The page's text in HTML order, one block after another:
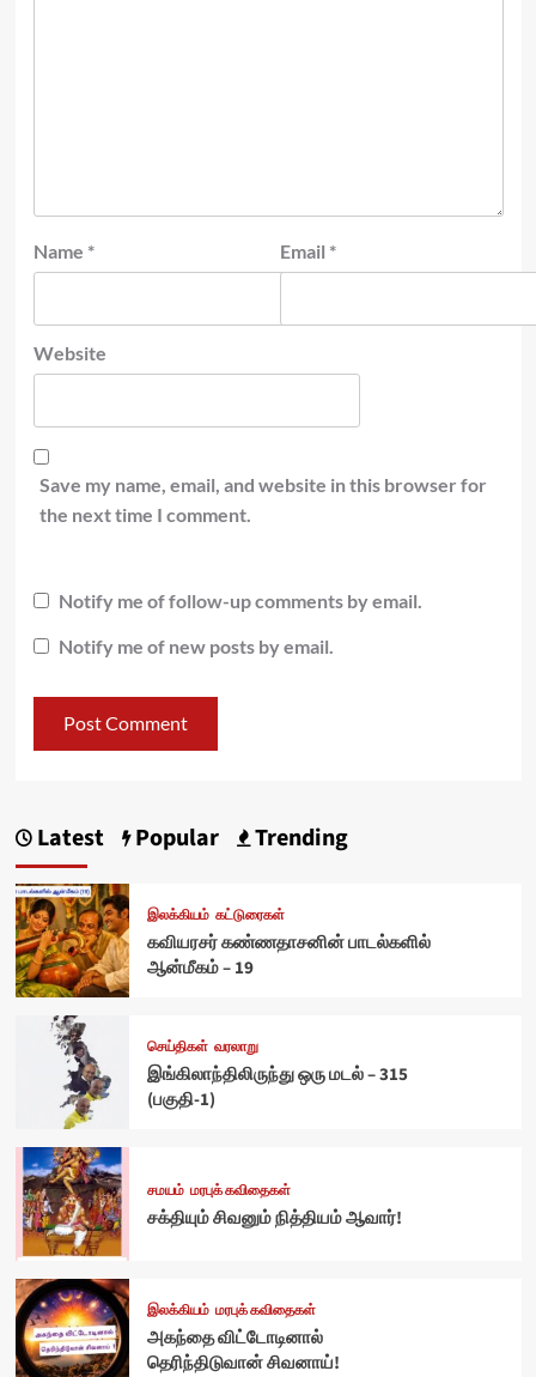
Name * Email *
Website
Save my name, email, and website in this browser for
the next time I comment.
Notify me of follow-up comments by email.
Notify me of new posts by email.
Latest Popular Trending
இலக்கியம் கட்டுரைகள்
கவியரசர் கண்ணதாசனின் பாடல்களில்
ஆன்மீகம் – 19
செய்திகள் வரலாறு
இங்கிலாந்திலிருந்து ஒரு மடல் – 315
(பகுதி-1)
சமயம் மரபுக் கவிதைகள்
சக்தியும் சிவனும் நித்தியம் ஆவார்!
இலக்கியம் மரபுக் கவிதைகள்
அகந்தை விட்டோடினால்
தெரிந்திடுவான் சிவனாய்!